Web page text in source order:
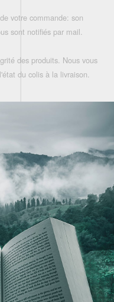
votre commande: son
sont notifiés par mail.
des produits. Nous vous
du colis à la livraison.